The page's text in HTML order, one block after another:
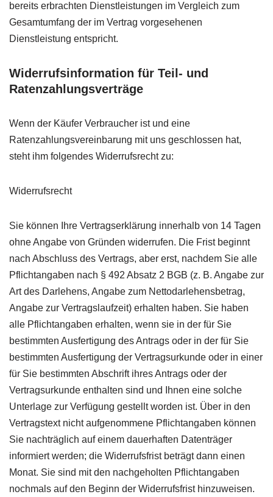
bereits erbrachten Dienstleistungen im Vergleich zum
Gesamtumfang der im Vertrag vorgesehenen
Dienstleistung entspricht.
Widerrufsinformation für Teil- und
Ratenzahlungsverträge
Wenn der Käufer Verbraucher ist und eine
Ratenzahlungsvereinbarung mit uns geschlossen hat,
steht ihm folgendes Widerrufsrecht zu:
Widerrufsrecht
Sie können Ihre Vertragserklärung innerhalb von 14 Tagen
ohne Angabe von Gründen widerrufen. Die Frist beginnt
nach Abschluss des Vertrags, aber erst, nachdem Sie alle
Pflichtangaben nach § 492 Absatz 2 BGB (z. B. Angabe zur
Art des Darlehens, Angabe zum Nettodarlehensbetrag,
Angabe zur Vertragslaufzeit) erhalten haben. Sie haben
alle Pflichtangaben erhalten, wenn sie in der für Sie
bestimmten Ausfertigung des Antrags oder in der für Sie
bestimmten Ausfertigung der Vertragsurkunde oder in einer
für Sie bestimmten Abschrift ihres Antrags oder der
Vertragsurkunde enthalten sind und Ihnen eine solche
Unterlage zur Verfügung gestellt worden ist. Über in den
Vertragstext nicht aufgenommene Pflichtangaben können
Sie nachträglich auf einem dauerhaften Datenträger
informiert werden; die Widerrufsfrist beträgt dann einen
Monat. Sie sind mit den nachgeholten Pflichtangaben
nochmals auf den Beginn der Widerrufsfrist hinzuweisen.